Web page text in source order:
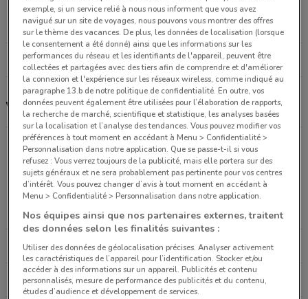
55 Rue de Meaux Paris
19.1 km
FERMÉ
Tous les magasins Weldom
Weldom, promotions et magasins
Promotions des catalogues et prospectus par ville
dans les environs
LE CHESNAY VERSAILLES
BOULOGNE-BILLANCOURT NANTERRE
PUTEAUX CHAMBOURCY
exemple, si un service relié à nous nous informent que vous avez
navigué sur un site de voyages, nous pouvons vous montrer des offres
sur le thème des vacances. De plus, les données de localisation (lorsque
le consentement a été donné) ainsi que les informations sur les
performances du réseau et les identifiants de l'appareil, peuvent être
collectées et partagées avec des tiers afin de comprendre et d'améliorer
la connexion et l'expérience sur les réseaux wireless, comme indiqué au
paragraphe 13.b de notre politique de confidentialité. En outre, vos
données peuvent également être utilisées pour l’élaboration de rapports,
la recherche de marché, scientifique et statistique, les analyses basées
sur la localisation et l’analyse des tendances. Vous pouvez modifier vos
préférences à tout moment en accédant à Menu > Confidentialité >
Personnalisation dans notre application. Que se passe-t-il si vous
refusez : Vous verrez toujours de la publicité, mais elle portera sur des
sujets généraux et ne sera probablement pas pertinente pour vos centres
d’intérêt. Vous pouvez changer d’avis à tout moment en accédant à
Menu > Confidentialité > Personnalisation dans notre application.
Nos équipes ainsi que nos partenaires externes, traitent
des données selon les finalités suivantes :
Utiliser des données de géolocalisation précises. Analyser activement
les caractéristiques de l’appareil pour l’identification. Stocker et/ou
accéder à des informations sur un appareil. Publicités et contenu
personnalisés, mesure de performance des publicités et du contenu,
études d’audience et développement de services.